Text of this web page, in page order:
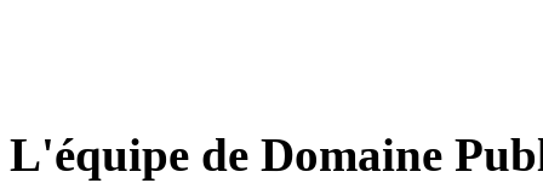
L'équipe de Domaine